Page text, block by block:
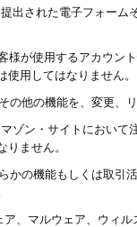
出された電子フォー
様が使用するアカウン
用してはなりません。
の他の機能を、変更、
ゾン・サイトにおい
ません。
かの機能もしくは取
、マルウェア、ウィ